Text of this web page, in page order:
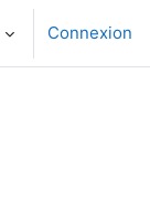
Connexion